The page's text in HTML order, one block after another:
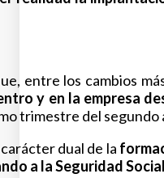
entre los cambios
y en la empresa
trimestre del segundo
dual de la
a la Seguridad Social